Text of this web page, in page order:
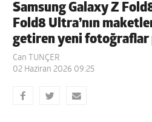
Samsung Galaxy Z
Fold8 Ultra’nın
getiren yeni fotoğraflar
Can TUNÇER
02 Haziran 2026 09:25